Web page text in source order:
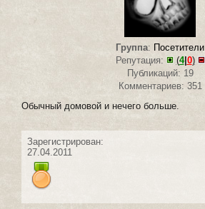
Группа: Посетители
Репутация:
(4| 0)
Публикаций: 19
Комментариев: 351
Обычный домовой и нечего больше.
Зарегистрирован:
27.04.2011